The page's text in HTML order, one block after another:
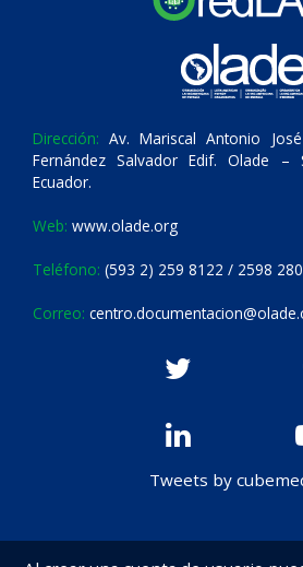
Dirección: Av. Mariscal Antonio
Fernández Salvador Edif. Olade
Ecuador.
Web: www.olade.org
Teléfono: (593 2) 259 8122 / 2598 280
Correo:
Tweets by